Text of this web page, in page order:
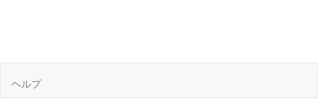
ヘルプ